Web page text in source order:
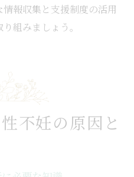
報収集と支援制度の活用
組みましょう。
不妊の原因と